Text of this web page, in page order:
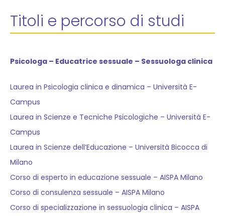
Titoli e percorso di studi
Psicologa – Educatrice sessuale – Sessuologa clinica
Laurea in Psicologia clinica e dinamica – Università E-
Campus
Laurea in Scienze e Tecniche Psicologiche – Università E-
Campus
Laurea in Scienze dell’Educazione – Università Bicocca di
Milano
Corso di esperto in educazione sessuale – AISPA Milano
Corso di consulenza sessuale – AISPA Milano
Corso di specializzazione in sessuologia clinica – AISPA